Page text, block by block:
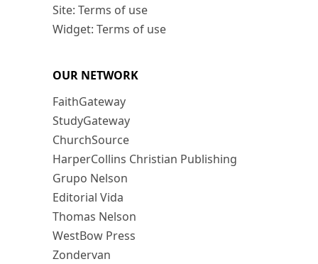
Site: Terms of use
Widget: Terms of use
OUR NETWORK
FaithGateway
StudyGateway
ChurchSource
HarperCollins Christian Publishing
Grupo Nelson
Editorial Vida
Thomas Nelson
WestBow Press
Zondervan